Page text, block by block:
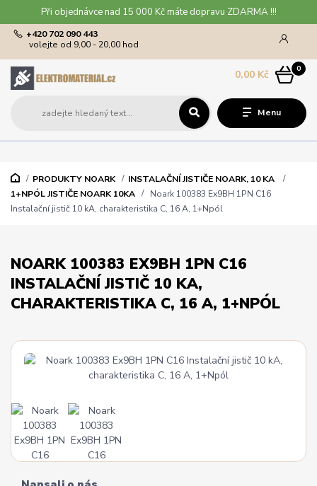
Při objednávce nad 15 000 Kč máte dopravu ZDARMA !!!
Menu
+420 702 090 443
volejte od 9,00 - 20,00 hod
0
0,00 Kč
PRODUKTY NOARK
INSTALAČNÍ JISTIČE NOARK, 10 KA
1+NPÓL JISTIČE NOARK 10KA
Noark 100383 Ex9BH 1PN C16
Instalační jistič 10 kA, charakteristika C, 16 A, 1+Npól
NOARK 100383 EX9BH 1PN C16
INSTALAČNÍ JISTIČ 10 KA,
CHARAKTERISTIKA C, 16 A, 1+NPÓL